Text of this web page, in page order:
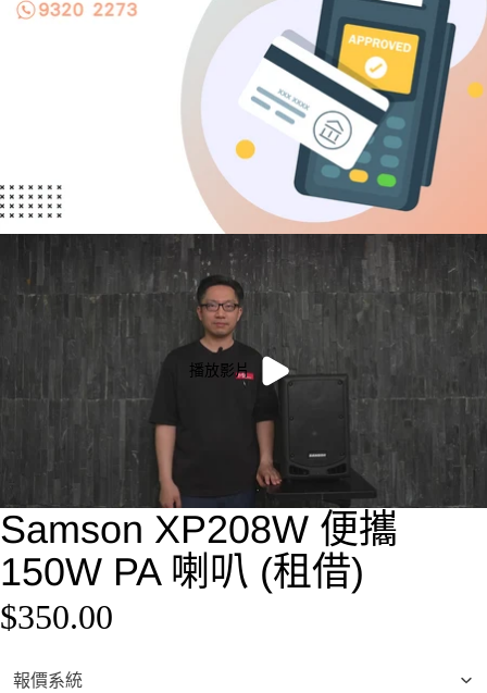
播放影片
Samson XP208W 便攜
150W PA 喇叭 (租借)
$350.00
報價系統